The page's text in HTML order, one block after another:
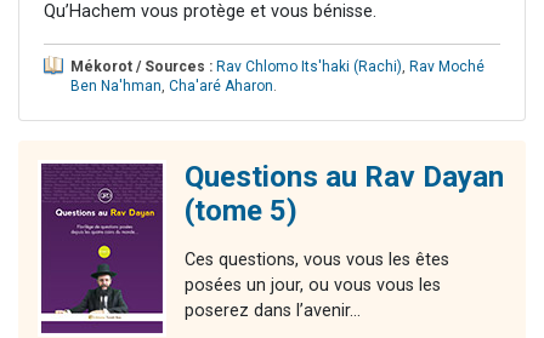
Qu’Hachem vous protège et vous bénisse.
Mékorot / Sources : Rav Chlomo Its'haki (Rachi), Rav Moché
Ben Na'hman, Cha'aré Aharon.
Questions au Rav Dayan
(tome 5)
Ces questions, vous vous les êtes
posées un jour, ou vous vous les
poserez dans l’avenir…